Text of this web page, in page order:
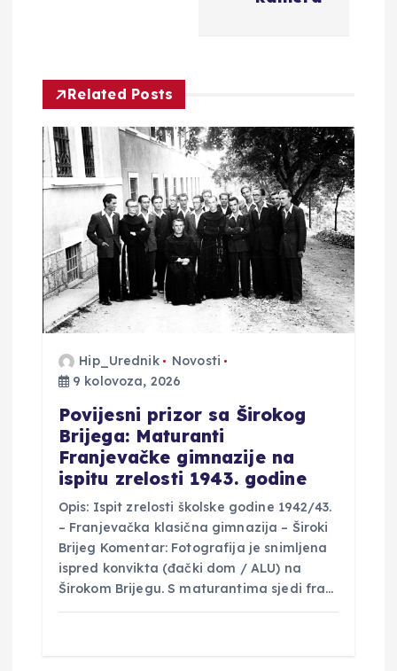
a
o
b
Related Posts
Hip_Urednik
Novosti
9 kolovoza, 2026
Povijesni prizor sa Širokog
Brijega: Maturanti
Franjevačke gimnazije na
ispitu zrelosti 1943. godine
Opis: Ispit zrelosti školske godine 1942/43.
– Franjevačka klasična gimnazija – Široki
Brijeg Komentar: Fotografija je snimljena
ispred konvikta (đački dom / ALU) na
Širokom Brijegu. S maturantima sjedi fra…